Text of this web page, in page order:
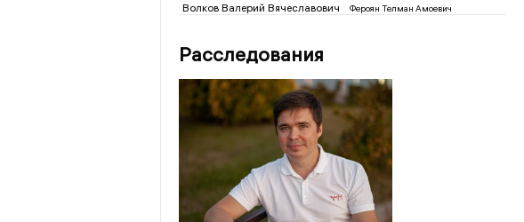
Волков Валерий Вячеславович Фероян Телман Амоевич
Расследования